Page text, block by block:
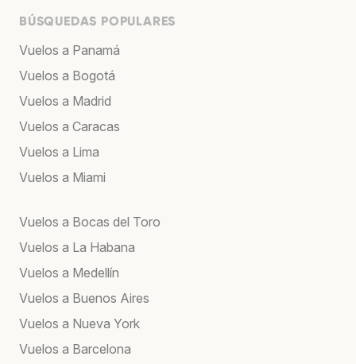
BÚSQUEDAS POPULARES
Vuelos a Panamá
Vuelos a Bogotá
Vuelos a Madrid
Vuelos a Caracas
Vuelos a Lima
Vuelos a Miami
Vuelos a Bocas del Toro
Vuelos a La Habana
Vuelos a Medellín
Vuelos a Buenos Aires
Vuelos a Nueva York
Vuelos a Barcelona